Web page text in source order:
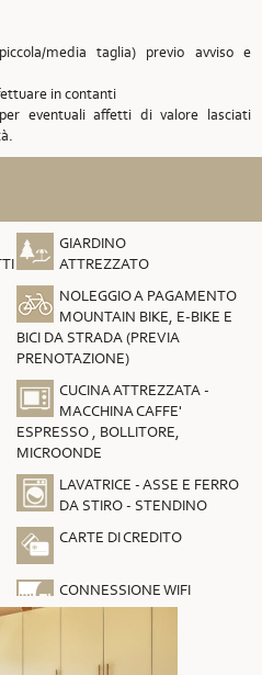
media taglia) previo avviso e
in contanti
eventuali affetti di valore lasciati
GIARDINO
ATTREZZATO
NOLEGGIO A PAGAMENTO
MOUNTAIN BIKE, E-BIKE E
BICI DA STRADA (PREVIA
PRENOTAZIONE)
CUCINA ATTREZZATA -
MACCHINA CAFFE'
ESPRESSO , BOLLITORE,
MICROONDE
LAVATRICE - ASSE E FERRO
DA STIRO - STENDINO
CARTE DI CREDITO
CONNESSIONE WIFI
GRATUITA